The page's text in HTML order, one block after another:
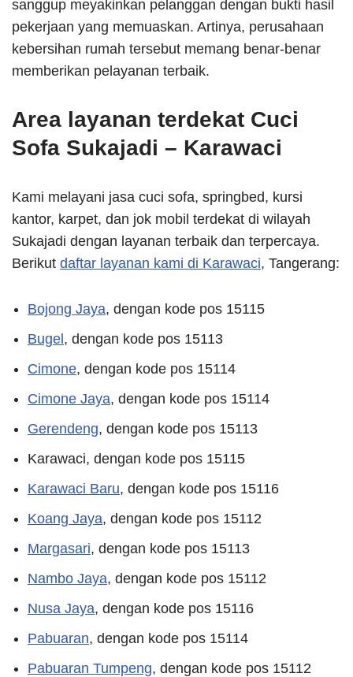
sanggup meyakinkan pelanggan dengan bukti hasil
pekerjaan yang memuaskan. Artinya, perusahaan
kebersihan rumah tersebut memang benar-benar
memberikan pelayanan terbaik.
Area layanan terdekat Cuci
Sofa Sukajadi – Karawaci
Kami melayani jasa cuci sofa, springbed, kursi
kantor, karpet, dan jok mobil terdekat di wilayah
Sukajadi dengan layanan terbaik dan terpercaya.
Berikut daftar layanan kami di Karawaci, Tangerang:
Bojong Jaya, dengan kode pos 15115
Bugel, dengan kode pos 15113
Cimone, dengan kode pos 15114
Cimone Jaya, dengan kode pos 15114
Gerendeng, dengan kode pos 15113
Karawaci, dengan kode pos 15115
Karawaci Baru, dengan kode pos 15116
Koang Jaya, dengan kode pos 15112
Margasari, dengan kode pos 15113
Nambo Jaya, dengan kode pos 15112
Nusa Jaya, dengan kode pos 15116
Pabuaran, dengan kode pos 15114
Pabuaran Tumpeng, dengan kode pos 15112